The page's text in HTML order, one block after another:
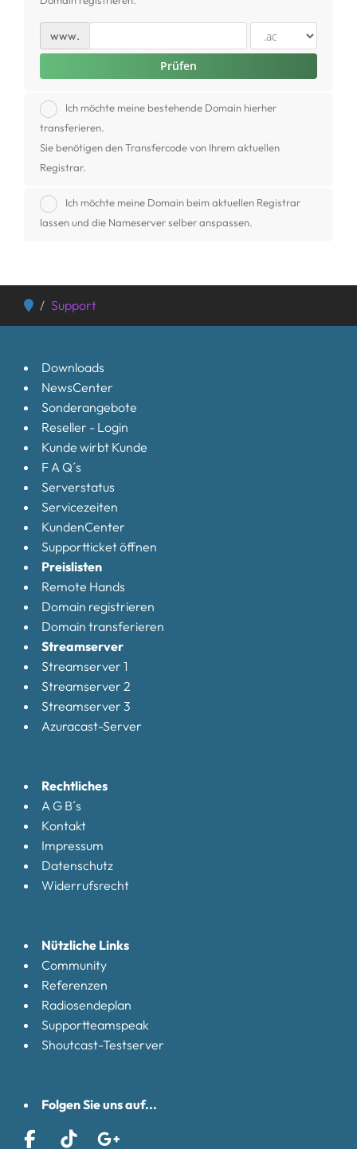
Domain transferieren
www.
Prüfen
Ich möchte meine bestehende Domain hierher
transferieren.
Sie benötigen den Transfercode von Ihrem aktuellen
Registrar.
Ich möchte meine Domain beim aktuellen Registrar
lassen und die Nameserver selber anspassen.
Support
Downloads
NewsCenter
Sonderangebote
Reseller - Login
Kunde wirbt Kunde
F A Q´s
Serverstatus
Servicezeiten
KundenCenter
Supportticket öffnen
Preislisten
Remote Hands
Domain registrieren
Domain transferieren
Streamserver
Streamserver 1
Streamserver 2
Streamserver 3
Azuracast-Server
Rechtliches
A G B´s
Kontakt
Impressum
Datenschutz
Widerrufsrecht
Nützliche Links
Community
Referenzen
Radiosendeplan
Supportteamspeak
Shoutcast-Testserver
Folgen Sie uns auf...